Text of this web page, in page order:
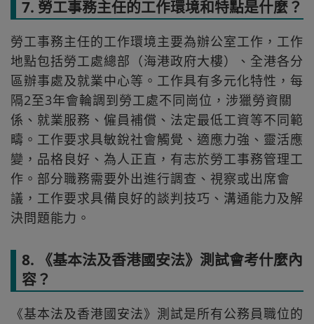
7. 勞工事務主任的工作環境和特點是什麼？
勞工事務主任的工作環境主要為辦公室工作，工作
地點包括勞工處總部（海港政府大樓）、全港各分
區辦事處及就業中心等。工作具有多元化特性，每
隔2至3年會輪調到勞工處不同崗位，涉獵勞資關
係、就業服務、僱員補償、法定最低工資等不同範
疇。工作要求具敏銳社會觸覺、適應力強、靈活應
變，品格良好、為人正直，有志於勞工事務管理工
作。部分職務需要外出進行調查、視察或出席會
議，工作要求具備良好的談判技巧、溝通能力及解
決問題能力。
8. 《基本法及香港國安法》測試會考什麼內
容？
《基本法及香港國安法》測試是所有公務員職位的